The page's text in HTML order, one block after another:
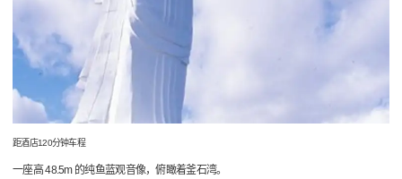
距酒店120分钟车程
一座高 48.5m 的纯鱼蓝观音像，俯瞰着釜石湾。